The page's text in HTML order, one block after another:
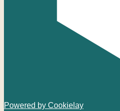
Powered by Cookielay